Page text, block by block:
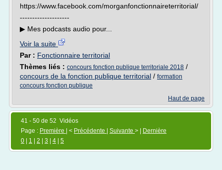
https://www.facebook.com/morganfonctionnaireterritorial/
--------------------
▶︎ Mes podcasts audio pour...
Voir la suite
Par : Fonctionnaire territorial
Thèmes liés : concours fonction publique territoriale 2018 /
concours de la fonction publique territorial / formation
concours fonction publique
Haut de page
41 - 50 de 52 Vidéos
Page : Première | < Précédente Suivante > |
Dernière
0
1 2 3 4 5